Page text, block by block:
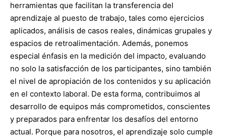
herramientas que facilitan la transferencia del
aprendizaje al puesto de trabajo, tales como ejercicios
aplicados, análisis de casos reales, dinámicas grupales y
espacios de retroalimentación. Además, ponemos
especial énfasis en la medición del impacto, evaluando
no solo la satisfacción de los participantes, sino también
el nivel de apropiación de los contenidos y su aplicación
en el contexto laboral. De esta forma, contribuimos al
desarrollo de equipos más comprometidos, conscientes
y preparados para enfrentar los desafíos del entorno
actual. Porque para nosotros, el aprendizaje solo cumple